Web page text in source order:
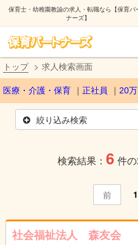
保育士・幼稚園教諭の求人・転職なら【保育パ
ナーズ】
トップ 求人検索画面
医療・介護・保育 正社員 20
絞り込み検索
検索結果： 6 件
前 1
社会福祉法人 森友会